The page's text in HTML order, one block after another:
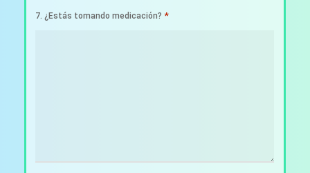
7. ¿Estás tomando medicación? *